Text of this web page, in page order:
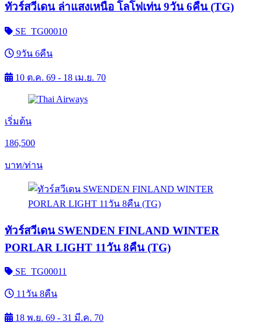
ทัวร์สวีเดน ล่าแสงเหนือ โลโฟเท่น 9วัน 6คืน (TG)
SE_TG00010
9วัน 6คืน
10 ต.ค. 69 - 18 เม.ย. 70
เริ่มต้น
186,500
บาท/ท่าน
ทัวร์สวีเดน SWENDEN FINLAND WINTER
PORLAR LIGHT 11วัน 8คืน (TG)
SE_TG00011
11วัน 8คืน
18 พ.ย. 69 - 31 มี.ค. 70